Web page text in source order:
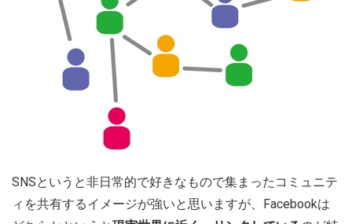
SNSというと非日常的で好きなもので集まったコミュニテ
ィを共有するイメージが強いと思いますが、Facebookは